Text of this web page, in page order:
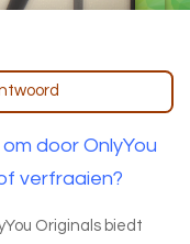
door OnlyYou
verfraaien?
Originals biedt